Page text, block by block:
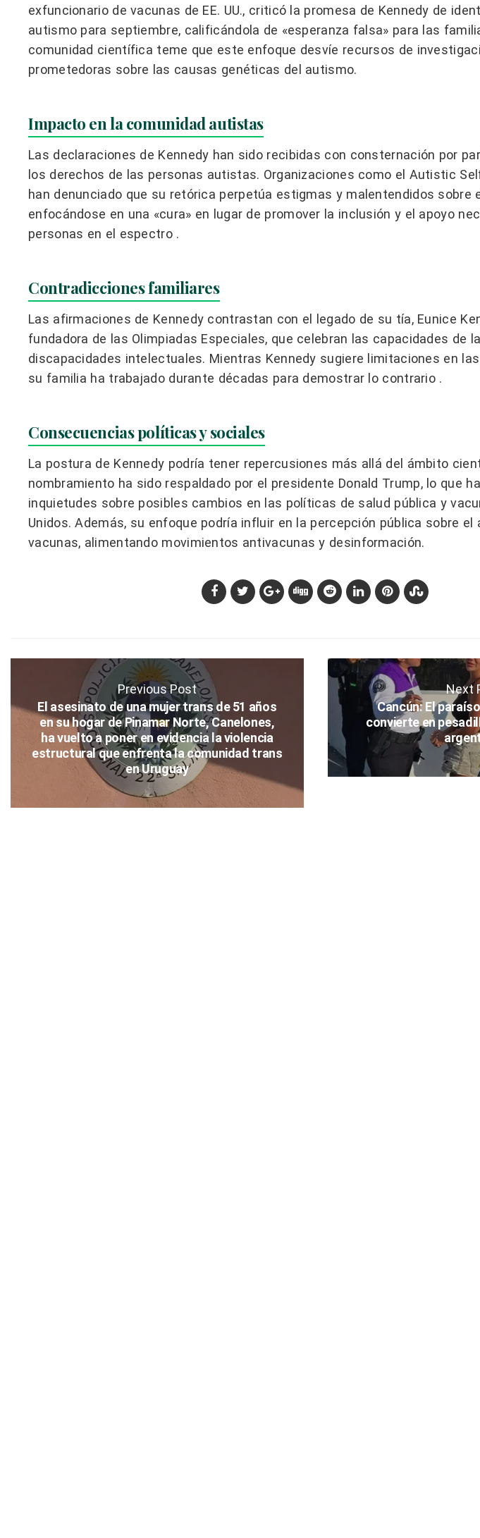
exfuncionario de vacunas de EE. UU., criticó la promesa de Kennedy de
autismo para septiembre, calificándola de «esperanza falsa» para las
comunidad científica teme que este enfoque desvíe recursos de
prometedoras sobre las causas genéticas del autismo.
Impacto en la comunidad autistas
Las declaraciones de Kennedy han sido recibidas con consternación por
los derechos de las personas autistas. Organizaciones como el Autistic
han denunciado que su retórica perpetúa estigmas y malentendidos sobre
enfocándose en una «cura» en lugar de promover la inclusión y el apoyo
personas en el espectro .
Contradicciones familiares
Las afirmaciones de Kennedy contrastan con el legado de su tía, Eunice
fundadora de las Olimpiadas Especiales, que celebran las capacidades de
discapacidades intelectuales. Mientras Kennedy sugiere limitaciones en
su familia ha trabajado durante décadas para demostrar lo contrario .
Consecuencias políticas y sociales
La postura de Kennedy podría tener repercusiones más allá del ámbito
nombramiento ha sido respaldado por el presidente Donald Trump, lo que
inquietudes sobre posibles cambios en las políticas de salud pública y
Unidos. Además, su enfoque podría influir en la percepción pública sobre el
vacunas, alimentando movimientos antivacunas y desinformación.
Previous Post
El asesinato de una mujer trans de 51 años
en su hogar de Pinamar Norte, Canelones,
ha vuelto a poner en evidencia la violencia
estructural que enfrenta la comunidad trans
en Uruguay
Next
Cancún: El
convierte en